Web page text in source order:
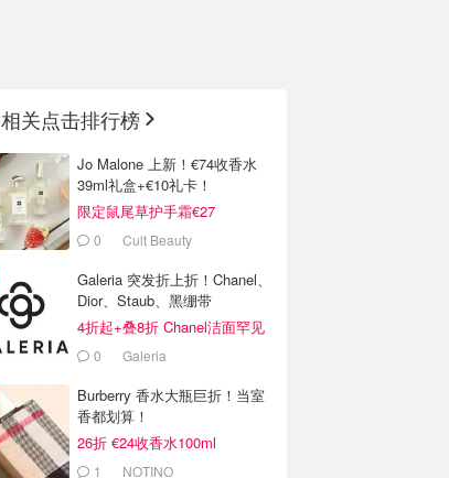
相关点击排行榜
Jo Malone 上新！€74收香水
39ml礼盒+€10礼卡！
限定鼠尾草护手霜€27
0 Cult Beauty
Galeria 突发折上折！Chanel、
Dior、Staub、黑绷带
4折起+叠8折 Chanel洁面罕见
€430 Galeria
Burberry 香水大瓶巨折！当室
香都划算！
26折 €24收香水100ml
1 NOTINO